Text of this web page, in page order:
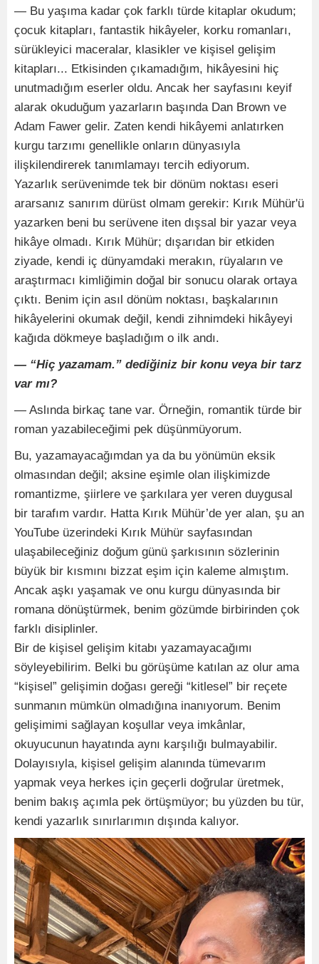
— Bu yaşıma kadar çok farklı türde kitaplar okudum;
çocuk kitapları, fantastik hikâyeler, korku romanları,
sürükleyici maceralar, klasikler ve kişisel gelişim
kitapları... Etkisinden çıkamadığım, hikâyesini hiç
unutmadığım eserler oldu. Ancak her sayfasını keyif
alarak okuduğum yazarların başında Dan Brown ve
Adam Fawer gelir. Zaten kendi hikâyemi anlatırken
kurgu tarzımı genellikle onların dünyasıyla
ilişkilendirerek tanımlamayı tercih ediyorum.
Yazarlık serüvenimde tek bir dönüm noktası eseri
ararsanız sanırım dürüst olmam gerekir: Kırık Mühür'ü
yazarken beni bu serüvene iten dışsal bir yazar veya
hikâye olmadı. Kırık Mühür; dışarıdan bir etkiden
ziyade, kendi iç dünyamdaki merakın, rüyaların ve
araştırmacı kimliğimin doğal bir sonucu olarak ortaya
çıktı. Benim için asıl dönüm noktası, başkalarının
hikâyelerini okumak değil, kendi zihnimdeki hikâyeyi
kağıda dökmeye başladığım o ilk andı.
— “Hiç yazamam.” dediğiniz bir konu veya bir tarz
var mı?
— Aslında birkaç tane var. Örneğin, romantik türde bir
roman yazabileceğimi pek düşünmüyorum.
Bu, yazamayacağımdan ya da bu yönümün eksik
olmasından değil; aksine eşimle olan ilişkimizde
romantizme, şiirlere ve şarkılara yer veren duygusal
bir tarafım vardır. Hatta Kırık Mühür’de yer alan, şu an
YouTube üzerindeki Kırık Mühür sayfasından
ulaşabileceğiniz doğum günü şarkısının sözlerinin
büyük bir kısmını bizzat eşim için kaleme almıştım.
Ancak aşkı yaşamak ve onu kurgu dünyasında bir
romana dönüştürmek, benim gözümde birbirinden çok
farklı disiplinler.
Bir de kişisel gelişim kitabı yazamayacağımı
söyleyebilirim. Belki bu görüşüme katılan az olur ama
“kişisel” gelişimin doğası gereği “kitlesel” bir reçete
sunmanın mümkün olmadığına inanıyorum. Benim
gelişimimi sağlayan koşullar veya imkânlar,
okuyucunun hayatında aynı karşılığı bulmayabilir.
Dolayısıyla, kişisel gelişim alanında tümevarım
yapmak veya herkes için geçerli doğrular üretmek,
benim bakış açımla pek örtüşmüyor; bu yüzden bu tür,
kendi yazarlık sınırlarımın dışında kalıyor.